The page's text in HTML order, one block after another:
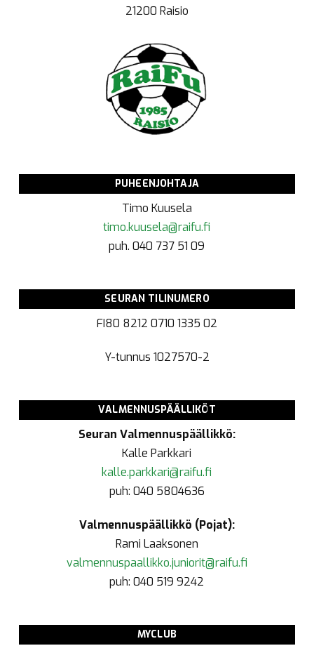
21200 Raisio
PUHEENJOHTAJA
Timo Kuusela
timo.kuusela@raifu.fi
puh. 040 737 51 09
SEURAN TILINUMERO
FI80 8212 0710 1335 02
Y-tunnus 1027570-2
VALMENNUSPÄÄLLIKÖT
Seuran Valmennuspäällikkö:
Kalle Parkkari
kalle.parkkari@raifu.fi
puh: 040 5804636
Valmennuspäällikkö (Pojat):
Rami Laaksonen
valmennuspaallikko.juniorit@raifu.fi
puh: 040 519 9242
MYCLUB